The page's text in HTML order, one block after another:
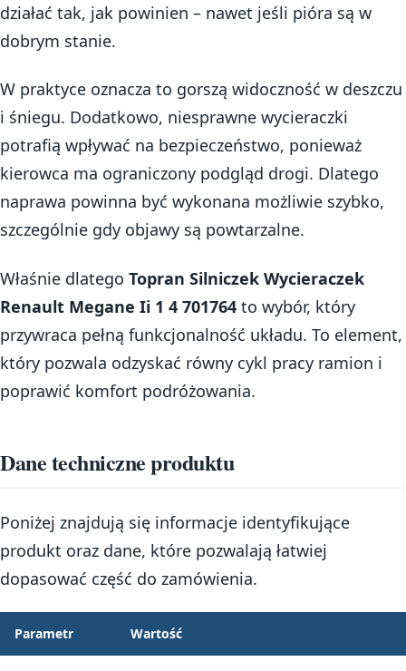
działać tak, jak powinien – nawet jeśli pióra są w
dobrym stanie.
W praktyce oznacza to gorszą widoczność w deszczu
i śniegu. Dodatkowo, niesprawne wycieraczki
potrafią wpływać na bezpieczeństwo, ponieważ
kierowca ma ograniczony podgląd drogi. Dlatego
naprawa powinna być wykonana możliwie szybko,
szczególnie gdy objawy są powtarzalne.
Właśnie dlatego Topran Silniczek Wycieraczek
Renault Megane Ii 1 4 701764 to wybór, który
przywraca pełną funkcjonalność układu. To element,
który pozwala odzyskać równy cykl pracy ramion i
poprawić komfort podróżowania.
Dane techniczne produktu
Poniżej znajdują się informacje identyfikujące
produkt oraz dane, które pozwalają łatwiej
dopasować część do zamówienia.
Parametr Wartość